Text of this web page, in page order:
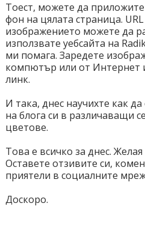
Тоест, можете да
фон на цялата страница.
изображението можете да
използвате уебсайта на
ми помага. Заредете
компютър или от Интернет
линк.
И така, днес научихте как
на блога си в различаващи
цветове.
Това е всичко за днес.
Оставете отзивите си,
приятели в социалните
Доскоро.